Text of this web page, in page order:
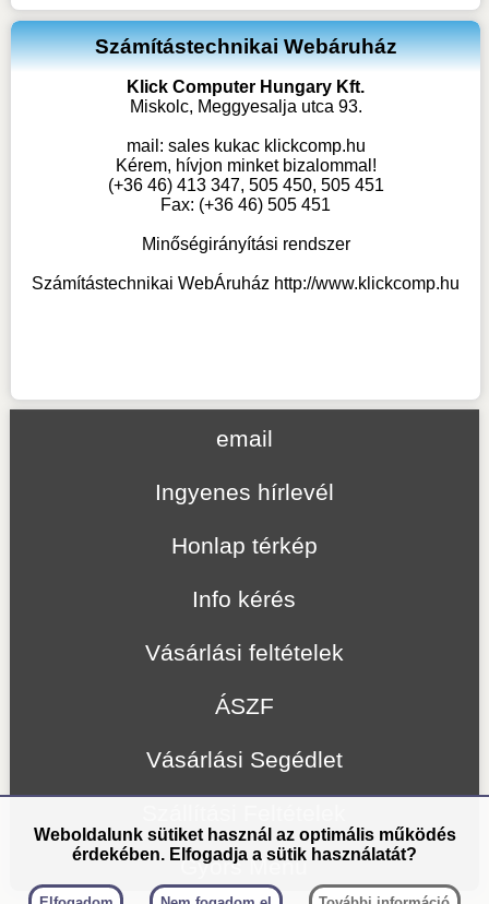
Számítástechnikai Webáruház
Klick Computer Hungary Kft.
Miskolc, Meggyesalja utca 93.
mail: sales kukac klickcomp.hu
Kérem, hívjon minket bizalommal!
(+36 46) 413 347, 505 450, 505 451
Fax: (+36 46) 505 451
Minőségirányítási rendszer
Számítástechnikai WebÁruház http://www.klickcomp.hu
email
Ingyenes hírlevél
Honlap térkép
Info kérés
Vásárlási feltételek
ÁSZF
Vásárlási Segédlet
Gyors Menü
Weboldalunk sütiket használ az optimális működés
érdekében. Elfogadja a sütik használatát?